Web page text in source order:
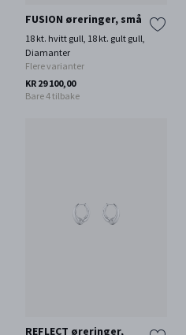
FUSION øreringer, små
18 kt. hvitt gull, 18 kt. gult gull,
Diamanter
Flere varianter
KR 29 100,00
Bare 4 tilbake
REFLECT øreringer,